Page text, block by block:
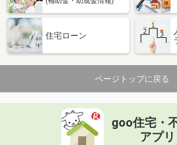
住宅ローン
ページトップに戻る
goo住宅・
アプリ